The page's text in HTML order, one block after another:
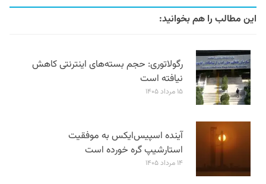
این مطالب را هم بخوانید:
رگولاتوری: حجم بسته‌های اینترنتی کاهش
نیافته است
۱۵ مرداد ۱۴۰۵
آینده اسپیس‌ایکس به موفقیت
استارشیپ گره خورده است
۱۴ مرداد ۱۴۰۵